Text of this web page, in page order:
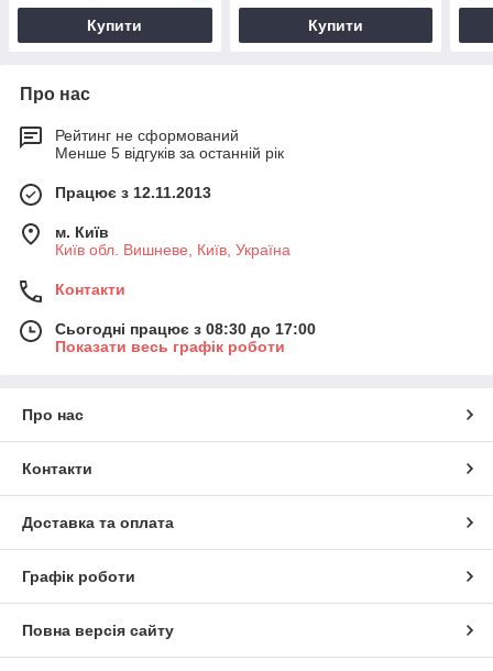
Купити Купити
Про нас
Рейтинг не сформований
Менше 5 відгуків за останній рік
Працює з 12.11.2013
м. Київ
Київ обл. Вишневе, Київ, Україна
Контакти
Сьогодні працює з 08:30 до 17:00
Показати весь графік роботи
Про нас
Контакти
Доставка та оплата
Графік роботи
Повна версія сайту